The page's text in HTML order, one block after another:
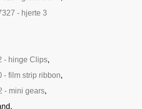
- hjerte 3
- hinge Clips,
- film strip ribbon,
- mini gears,